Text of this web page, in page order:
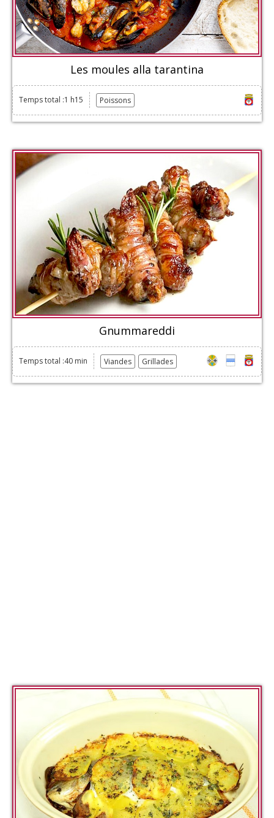
Les moules alla tarantina
Temps total :1 h15 Poissons
Gnummareddi
Temps total :40 min Viandes Grillades